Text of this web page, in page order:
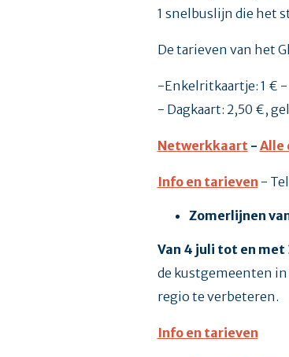
1 snelbuslijn die het
De tarieven van het
-Enkelritkaartje: 1 €
- Dagkaart: 2,50 €,
Netwerkkaart- Alle
Info en tarieven -
Zomerlijnen
Van 4 juli tot en met
de kustgemeenten
regio te verbeteren.
Info en tarieven